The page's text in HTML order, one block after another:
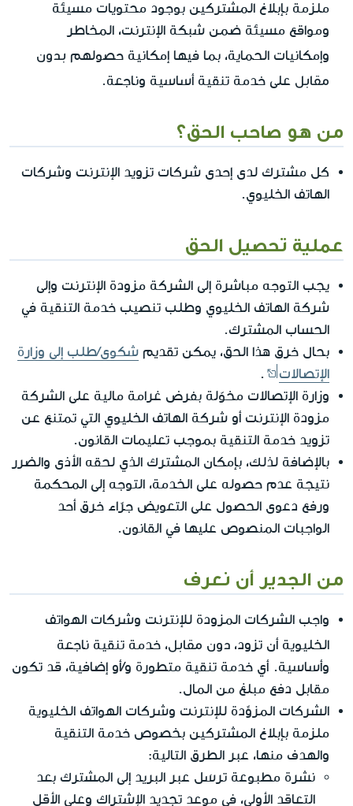
ملزمة بإبلاغ المشتركين بوجود محتويات مسيئة
ومواقع مسيئة ضمن شبكة الإنترنت، المخاطر
وإمكانيات الحماية، بما فيها إمكانية حصولهم بدون
مقابل
على خدمة تنقية أساسية وناجعة.
من هو صاحب الحق؟
كل مشترك لدى إحدى شركات تزويد الإنترنت وشركات
الهاتف الخليوي.
عملية تحصيل الحق
يجب التوجه مباشرة إلى الشركة مزودة الإنترنت وإلى
شركة الهاتف الخليوي وطلب تنصيب خدمة التنقية في
الحساب المشترك.
بحال خرق هذا الحق، يمكن تقديم شكوى/طلب إلى وزارة
الإتصالات
.
وزارة الإتصالات مخوّلة بفرض غرامة مالية على الشركة
مزودة الإنترنت أو شركة الهاتف الخليوي التي تمتنع عن
تزويد خدمة التنقية بموجب تعليمات القانون.
بالإضافة لذلك، بإمكان المشترك الذي لحقه الأذى والضرر
نتيجة عدم حصوله على الخدمة، التوجه إلى المحكمة
ورفع دعوى الحصول على التعويض جرّاء خرق أحد
الواجبات المنصوص عليها في القانون.
من الجدير أن نعرف
واجب الشركات المزودة للإنترنت وشركات الهواتف
الخليوية أن تزود، دون مقابل ، خدمة تنقية ناجعة
وأساسية. أي خدمة تنقية متطورة و/أو إضافية، قد تكون
مقابل دفع مبلغ من المال.
الشركات المزوِّدة للإنترنت وشركات الهواتف الخليوية
ملزمة بإبلاغ المشتركين بخصوص خدمة التنقية
والهدف منها، عبر الطرق التالية:
نشرة مطبوعة ترسَل عبر البريد إلى المشترك بعد
التعاقد الأولي، في موعد تجديد الإشتراك وعلى الأقل